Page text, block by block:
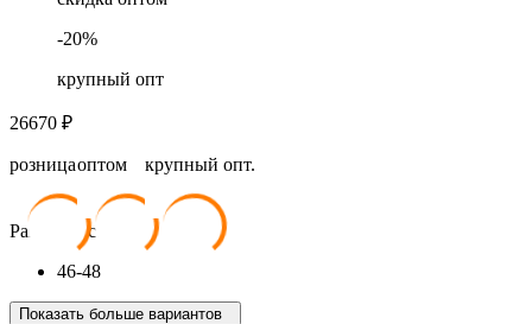
-20%
крупный опт
26670 ₽
розницаоптом
крупный опт.
26 670 ₽ 24 003 ₽ 21 336 ₽
Размер костюма:
46-48
Показать больше вариантов